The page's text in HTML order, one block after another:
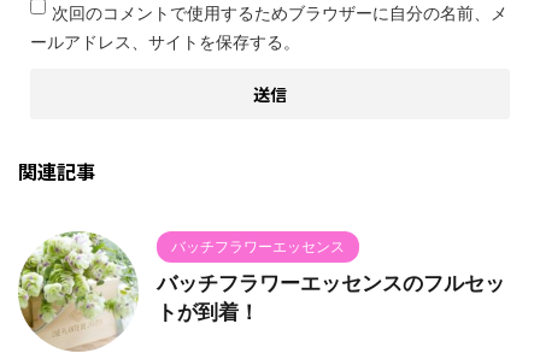
次回のコメントで使用するためブラウザーに自分の名前、メ
ールアドレス、サイトを保存する。
関連記事
バッチフラワーエッセンス
バッチフラワーエッセンスのフルセッ
トが到着！